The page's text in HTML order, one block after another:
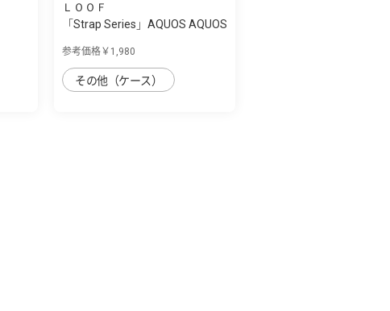
ＬＯＯＦ
「Strap Series」AQUOS AQUOS
参考価格￥1,980
その他（ケース）